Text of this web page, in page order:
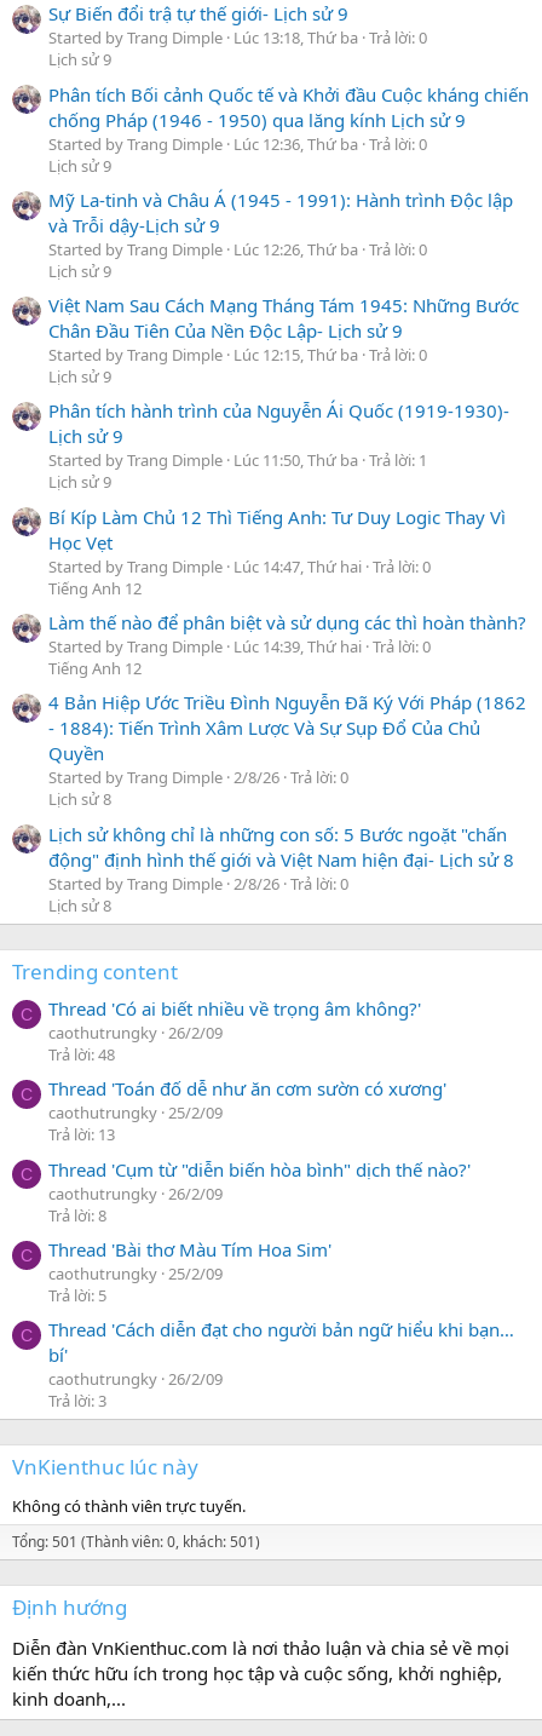
Sự Biến đổi trậ tự thế giới- Lịch sử 9
Started by Trang Dimple Lúc 13:18, Thứ ba Trả lời: 0
Lịch sử 9
Phân tích Bối cảnh Quốc tế và Khởi đầu Cuộc kháng chiến
chống Pháp (1946 - 1950) qua lăng kính Lịch sử 9
Started by Trang Dimple Lúc 12:36, Thứ ba Trả lời: 0
Lịch sử 9
Mỹ La-tinh và Châu Á (1945 - 1991): Hành trình Độc lập
và Trỗi dậy-Lịch sử 9
Started by Trang Dimple Lúc 12:26, Thứ ba Trả lời: 0
Lịch sử 9
Việt Nam Sau Cách Mạng Tháng Tám 1945: Những Bước
Chân Đầu Tiên Của Nền Độc Lập- Lịch sử 9
Started by Trang Dimple Lúc 12:15, Thứ ba Trả lời: 0
Lịch sử 9
Phân tích hành trình của Nguyễn Ái Quốc (1919-1930)-
Lịch sử 9
Started by Trang Dimple Lúc 11:50, Thứ ba Trả lời: 1
Lịch sử 9
Bí Kíp Làm Chủ 12 Thì Tiếng Anh: Tư Duy Logic Thay Vì
Học Vẹt
Started by Trang Dimple Lúc 14:47, Thứ hai Trả lời: 0
Tiếng Anh 12
Làm thế nào để phân biệt và sử dụng các thì hoàn thành?
Started by Trang Dimple Lúc 14:39, Thứ hai Trả lời: 0
Tiếng Anh 12
4 Bản Hiệp Ước Triều Đình Nguyễn Đã Ký Với Pháp (1862
- 1884): Tiến Trình Xâm Lược Và Sự Sụp Đổ Của Chủ
Quyền
Started by Trang Dimple 2/8/26 Trả lời: 0
Lịch sử 8
Lịch sử không chỉ là những con số: 5 Bước ngoặt "chấn
động" định hình thế giới và Việt Nam hiện đại- Lịch sử 8
Started by Trang Dimple 2/8/26 Trả lời: 0
Lịch sử 8
Trending content
C Thread 'Có ai biết nhiều về trọng âm không?'
caothutrungky 26/2/09
Trả lời: 48
C Thread 'Toán đố dễ như ăn cơm sườn có xương'
caothutrungky 25/2/09
Trả lời: 13
C Thread 'Cụm từ "diễn biến hòa bình" dịch thế nào?'
caothutrungky 26/2/09
Trả lời: 8
C Thread 'Bài thơ Màu Tím Hoa Sim'
caothutrungky 25/2/09
Trả lời: 5
C
Thread 'Cách diễn đạt cho người bản ngữ hiểu khi bạn…
bí'
caothutrungky 26/2/09
Trả lời: 3
VnKienthuc lúc này
Không có thành viên trực tuyến.
Tổng: 501 (Thành viên: 0, khách: 501)
Định hướng
Diễn đàn VnKienthuc.com là nơi thảo luận và chia sẻ về mọi
kiến thức hữu ích trong học tập và cuộc sống, khởi nghiệp,
kinh doanh,...